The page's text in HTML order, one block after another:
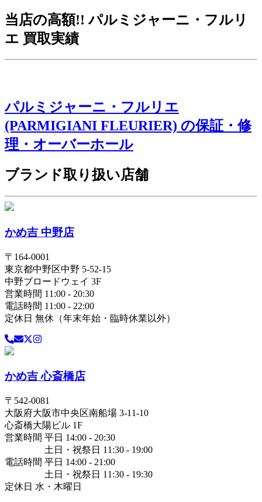
当店の高額!! パルミジャーニ・フルリ
エ 買取実績
パルミジャーニ・フルリエ
(PARMIGIANI FLEURIER) の保証・修
理・オーバーホール
ブランド取り扱い店舗
かめ吉 中野店
〒 164-0001
東京都中野区中野 5-52-15
中野ブロードウェイ 3F
営業時間 11:00 - 20:30
電話時間 11:00 - 22:00
定休日 無休（年末年始・臨時休業以外）
かめ吉 心斎橋店
〒 542-0081
大阪府大阪市中央区南船場 3-11-10
心斎橋大陽ビル 1F
営業時間 平日 14:00 - 20:30
土日・祝祭日 11:30 - 19:00
電話時間 平日 14:00 - 21:00
土日・祝祭日 11:30 - 19:30
定休日 水・木曜日